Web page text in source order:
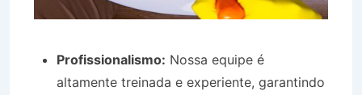
Profissionalismo: Nossa equipe é
altamente treinada e experiente, garantindo